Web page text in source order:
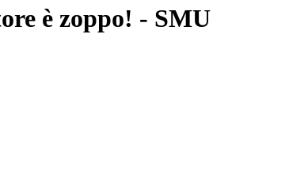
è zoppo! - SMU